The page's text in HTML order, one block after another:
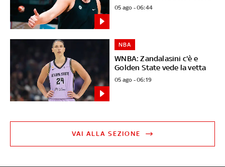
05 ago - 06:44
WNBA: Zandalasini c'è e
Golden State vede la vetta
NBA
05 ago - 06:19
VAI ALLA SEZIONE